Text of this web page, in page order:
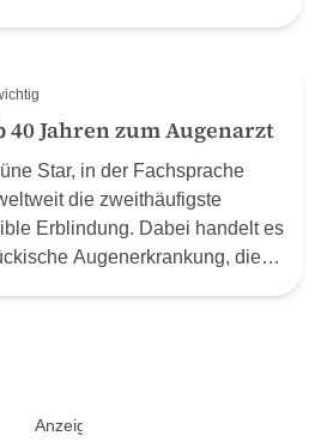
40 Jahren zum Augenarzt
Star, in der Fachsprache
die zweithäufigste
Erblindung. Dabei handelt es
Augenerkrankung, die